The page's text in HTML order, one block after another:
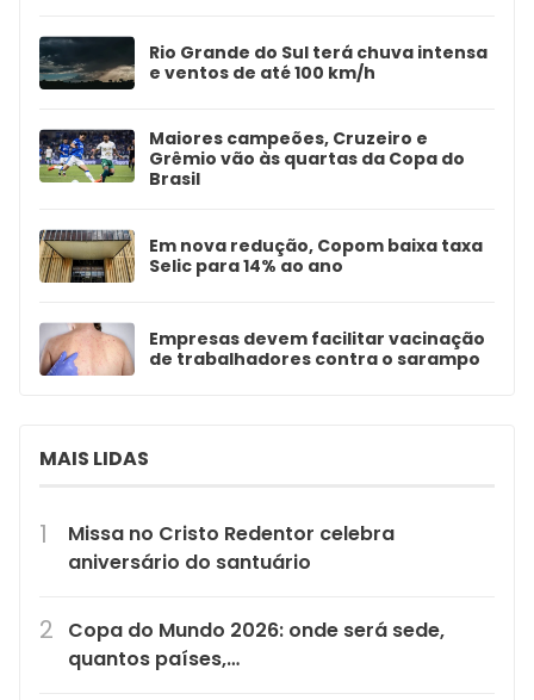
Rio Grande do Sul terá chuva intensa
e ventos de até 100 km/h
Maiores campeões, Cruzeiro e
Grêmio vão às quartas da Copa do
Brasil
Em nova redução, Copom baixa taxa
Selic para 14% ao ano
Empresas devem facilitar vacinação
de trabalhadores contra o sarampo
MAIS LIDAS
Missa no Cristo Redentor celebra
aniversário do santuário
Copa do Mundo 2026: onde será sede,
quantos países,…